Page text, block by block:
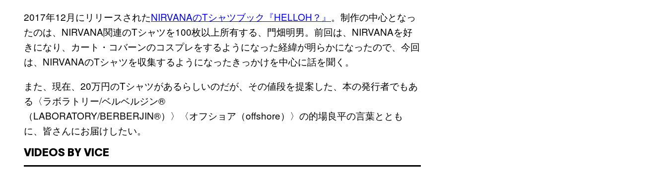
2017年12月にリリースされたNIRVANAのTシャツブック『HELLOH？』 。制作の中心となっ
たのは、NIRVANA関連のTシャツを100枚以上所有する、門畑明男。前回は、NIRVANAを好
きになり、カート・コバーンのコスプレをするようになった経緯が明らかになったので、今回
は、NIRVANAのTシャツを収集するようになったきっかけを中心に話を聞く。
また、現在、20万円のTシャツがあるらしいのだが、その値段を提案した、本の発行者でもあ
る〈ラボラトリー/ベルベルジン®︎
（LABORATORY/BERBERJIN®︎）〉〈オフショア（offshore）〉の的場良平の言葉ととも
に、皆さんにお届けしたい。
VIDEOS BY VICE